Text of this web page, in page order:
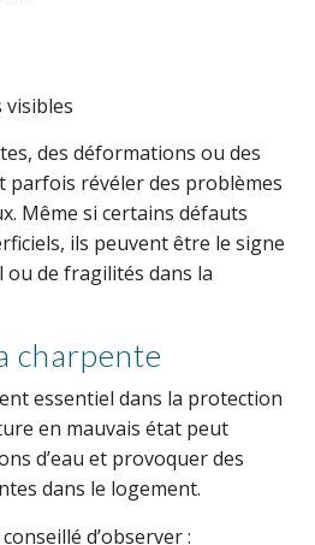
des déformations ou des
parfois révéler des problèmes
Même si certains défauts
ils peuvent être le signe
ou de fragilités dans la
charpente
essentiel dans la protection
en mauvais état peut
d’eau et provoquer des
dans le logement.
d’observer :